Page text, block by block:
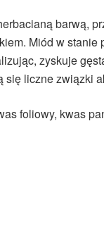
barwą,
Miód w stanie
zyskuje
liczne związki
foliowy, kwas